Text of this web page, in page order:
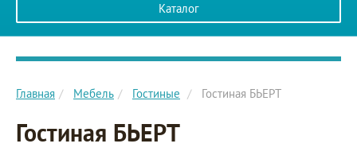
Каталог
Главное меню сайта
Главная Мебель Гостиные Гостиная БЬЕРТ
Гостиная БЬЕРТ